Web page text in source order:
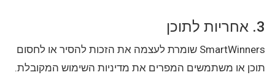
3. אחריות לתוכן
SmartWinners שומרת לעצמה את הזכות להסיר או לחסום
תוכן או משתמשים המפרים את מדיניות השימוש המקובלת.